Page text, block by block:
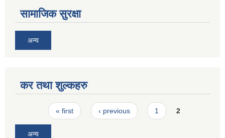
सामाजिक सुरक्षा
अन्य
कर तथा शुल्कहरु
Pages« first ‹ previous 1 2
अन्य